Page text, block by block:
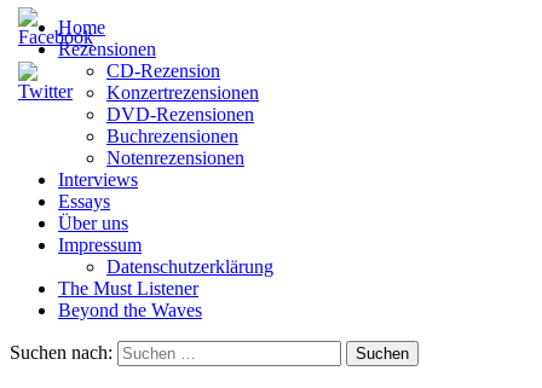
Home
Rezensionen
CD-Rezension
Konzertrezensionen
DVD-Rezensionen
Buchrezensionen
Notenrezensionen
Interviews
Essays
Über uns
Impressum
Datenschutzerklärung
The Must Listener
Beyond the Waves
Suchen nach: